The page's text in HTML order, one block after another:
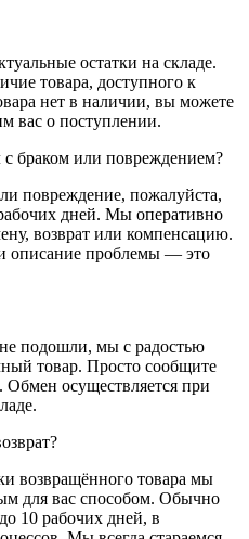
остатки на складе.
товара, доступного к
нет в наличии, вы можете
вас о поступлении.
с браком или повреждением?
повреждение, пожалуйста,
дней. Мы оперативно
возврат или компенсацию.
описание проблемы — это
подошли, мы с радостью
товар. Просто сообщите
Обмен осуществляется при
возвращённого товара мы
для вас способом. Обычно
10 рабочих дней, в